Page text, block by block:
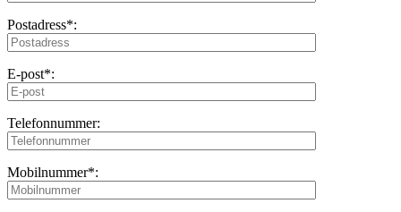
Postadress*:
E-post*:
Telefonnummer:
Mobilnummer*: